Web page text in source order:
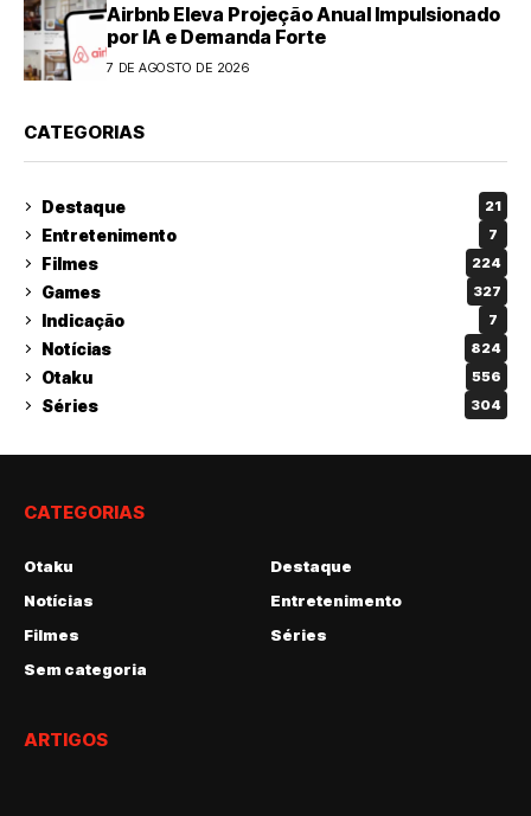
Airbnb Eleva Projeção Anual Impulsionado
por IA e Demanda Forte
7 DE AGOSTO DE 2026
CATEGORIAS
Destaque 21
Entretenimento 7
Filmes 224
Games 327
Indicação 7
Notícias 824
Otaku 556
Séries 304
CATEGORIAS
Otaku
Destaque
Notícias
Entretenimento
Filmes
Séries
Sem categoria
ARTIGOS